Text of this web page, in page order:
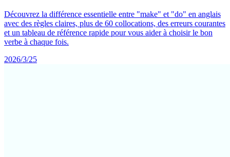
Découvrez la différence essentielle entre "make" et "do" en anglais
avec des règles claires, plus de 60 collocations, des erreurs courantes
et un tableau de référence rapide pour vous aider à choisir le bon
verbe à chaque fois.
2026/3/25